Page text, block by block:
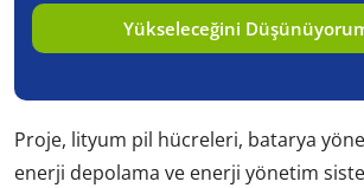
Yükseleceğini
Proje, lityum pil hücreleri, batarya
enerji depolama ve enerji yönetim